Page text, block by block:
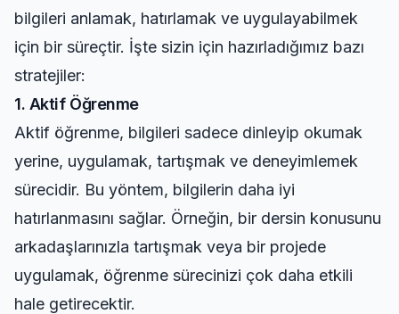
bilgileri anlamak, hatırlamak ve uygulayabilmek
için bir süreçtir. İşte sizin için hazırladığımız bazı
stratejiler:
1. Aktif Öğrenme
Aktif öğrenme, bilgileri sadece dinleyip okumak
yerine, uygulamak, tartışmak ve deneyimlemek
sürecidir. Bu yöntem, bilgilerin daha iyi
hatırlanmasını sağlar. Örneğin, bir dersin konusunu
arkadaşlarınızla tartışmak veya bir projede
uygulamak, öğrenme sürecinizi çok daha etkili
hale getirecektir.